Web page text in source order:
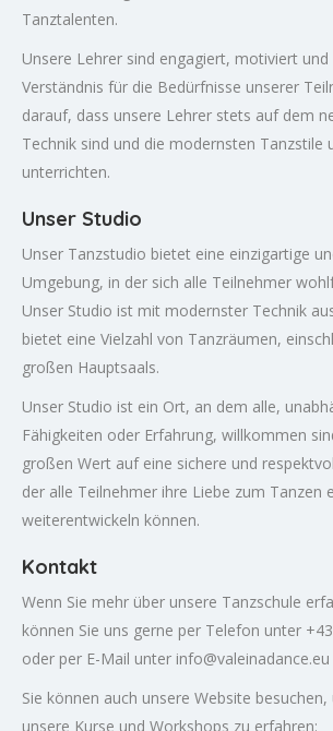
Tanztalenten.
Unsere Lehrer sind engagiert, motiviert
Verständnis für die Bedürfnisse unserer
darauf, dass unsere Lehrer stets auf dem
Technik sind und die modernsten Tanzstile
unterrichten.
Unser Studio
Unser Tanzstudio bietet eine einzigartige
Umgebung, in der sich alle Teilnehmer
Unser Studio ist mit modernster Technik
bietet eine Vielzahl von Tanzräumen,
großen Hauptsaals.
Unser Studio ist ein Ort, an dem alle,
Fähigkeiten oder Erfahrung, willkommen
großen Wert auf eine sichere und
der alle Teilnehmer ihre Liebe zum Tanzen
weiterentwickeln können.
Kontakt
Wenn Sie mehr über unsere Tanzschule
können Sie uns gerne per Telefon unter
oder per E-Mail unter info@valeinadance.eu
Sie können auch unsere Website
unsere Kurse und Workshops zu erfahren: